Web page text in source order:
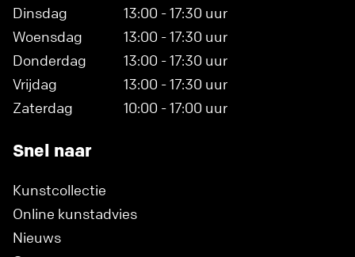
Dinsdag
13:00 - 17:30 uur
Woensdag
13:00 - 17:30 uur
Donderdag
13:00 - 17:30 uur
Vrijdag
13:00 - 17:30 uur
Zaterdag
10:00 - 17:00 uur
Snel naar
Kunstcollectie
Online kunstadvies
Nieuws